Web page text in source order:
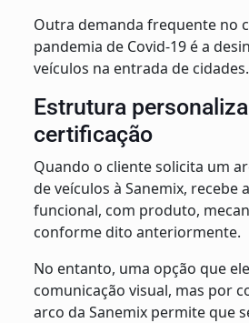
Outra demanda frequente no
pandemia de Covid-19 é a
veículos na entrada de cidades.
Estrutura
certificação
Quando o cliente solicita um
de veículos à Sanemix, recebe
funcional, com produto,
conforme dito anteriormente.
No entanto, uma opção que
comunicação visual, mas por
arco da Sanemix permite que